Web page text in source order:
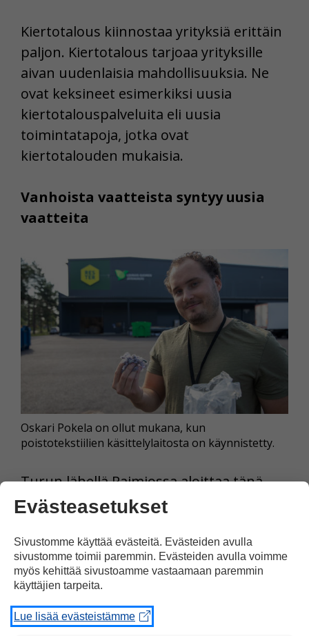
Kiertotalous kiinnostaa yrityksiä erittäin
paljon. Kiertotalous tarjoaa yrityksille
aivan uudenlaisia mahdollisuuksia. Ne
ovat keksineet esimerkiksi uusia
kiertotalouspalveluita eli uusia
toimintatapoja, jotka ovat
kiertotalouden mukaisia.
Vanhoista vaatteista syntyy uusia
vaatteita
Oskari Pokela on ollut mukana, kun
poistotekstiilien käsittelylaitosta on käynnistetty.
Turun lähellä Paimiossa aloittaa tänä
syksynä toimintansa suuri laitos, joka
omistaa Lounais-Suomen Jätehuolto.
Laitos toimii kiertotalouden
periaatteiden mukaisesti. Siellä tehdään
vanhoista vaatteista ja muista
Evästeasetukset
Sivustomme käyttää evästeitä. Evästeiden avulla
sivustomme toimii paremmin. Evästeiden avulla voimme
myös kehittää sivustoamme vastaamaan paremmin
käyttäjien tarpeita.
Lue lisää evästeistämme